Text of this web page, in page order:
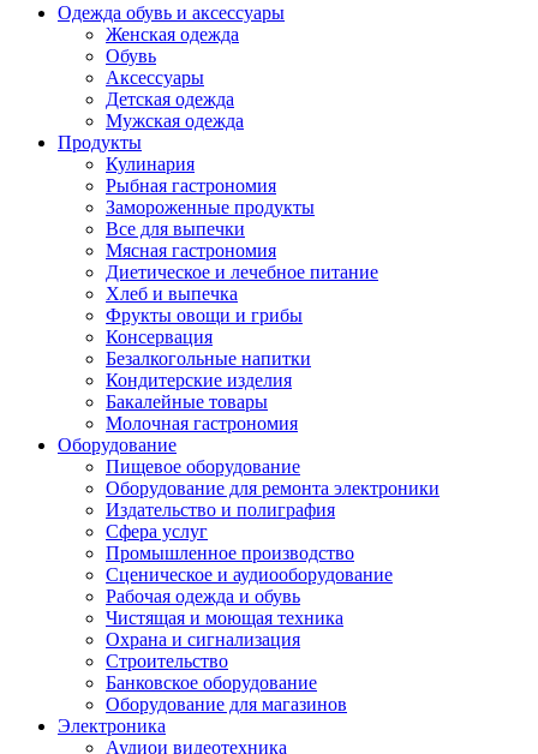
Одежда обувь и аксессуары
Женская одежда
Обувь
Аксессуары
Детская одежда
Мужская одежда
Продукты
Кулинария
Рыбная гастрономия
Замороженные продукты
Все для выпечки
Мясная гастрономия
Диетическое и лечебное питание
Хлеб и выпечка
Фрукты овощи и грибы
Консервация
Безалкогольные напитки
Кондитерские изделия
Бакалейные товары
Молочная гастрономия
Оборудование
Пищевое оборудование
Оборудование для ремонта электроники
Издательство и полиграфия
Сфера услуг
Промышленное производство
Сценическое и аудиооборудование
Рабочая одежда и обувь
Чистящая и моющая техника
Охрана и сигнализация
Строительство
Банковское оборудование
Оборудование для магазинов
Электроника
Аудиои видеотехника